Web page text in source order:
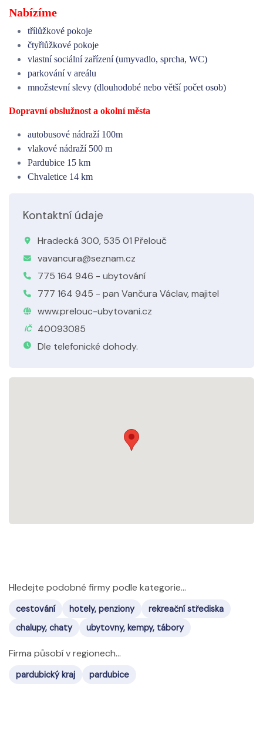
Nabízíme
třílůžkové pokoje
čtyřlůžkové pokoje
vlastní sociální zařízení (umyvadlo, sprcha, WC)
parkování v areálu
množstevní slevy (dlouhodobé nebo větší počet osob)
Dopravní obslužnost a okolní města
autobusové nádraží 100m
vlakové nádraží 500 m
Pardubice 15 km
Chvaletice 14 km
Kontaktní údaje
Hradecká 300, 535 01 Přelouč
vavancura@seznam.cz
775 164 946 - ubytování
777 164 945 - pan Vančura Václav, majitel
www.prelouc-ubytovani.cz
IČ
40093085
Dle telefonické dohody.
Hledejte podobné firmy podle kategorie...
cestování hotely, penziony
rekreační střediska
chalupy, chaty
ubytovny, kempy, tábory
Firma působí v regionech...
pardubický kraj pardubice